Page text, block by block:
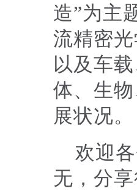
造”为主
流精密
以及车
体、生
展状况。
欢迎
无，分